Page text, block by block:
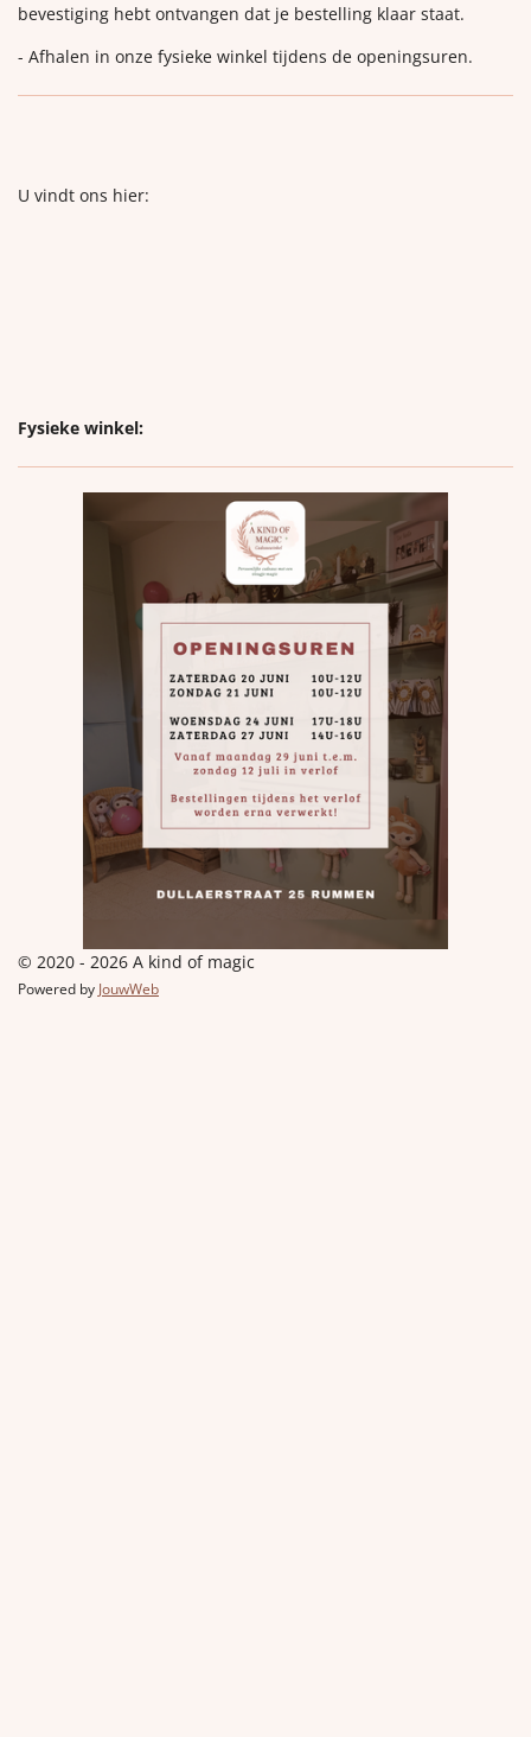
bevestiging hebt ontvangen dat je bestelling klaar staat.
- Afhalen in onze fysieke winkel tijdens de openingsuren.
U vindt ons hier:
Fysieke winkel:
© 2020 - 2026 A kind of magic
Powered by JouwWeb